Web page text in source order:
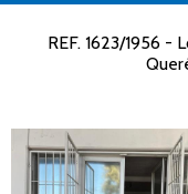
REF. 1623/1956 -